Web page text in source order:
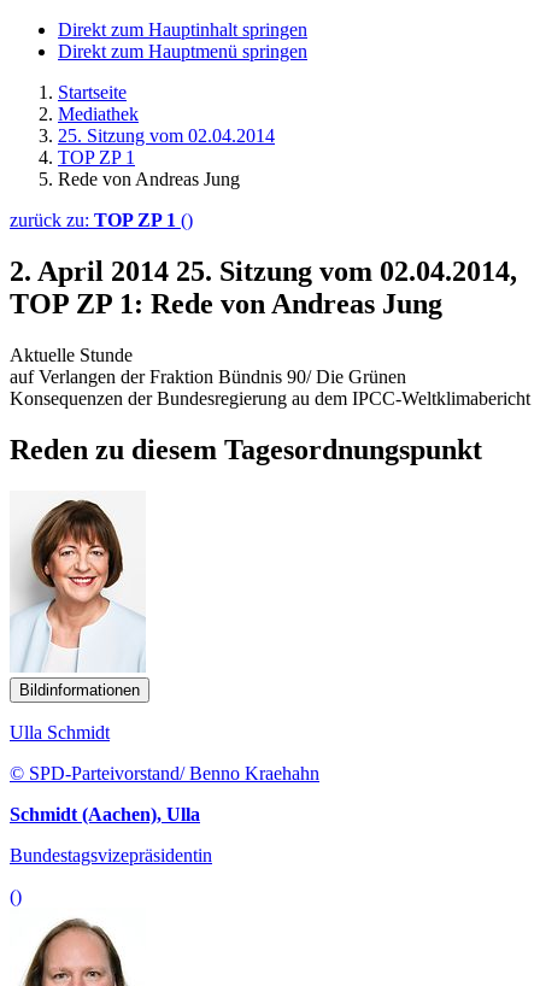
Direkt zum Hauptinhalt springen
Direkt zum Hauptmenü springen
Startseite
Mediathek
25. Sitzung vom 02.04.2014
TOP ZP 1
Rede von Andreas Jung
zurück zu: TOP ZP 1 ()
2. April 2014 25. Sitzung vom 02.04.2014,
TOP ZP 1: Rede von Andreas Jung
Aktuelle Stunde
auf Verlangen der Fraktion Bündnis 90/ Die Grünen
Konsequenzen der Bundesregierung au dem IPCC-Weltklimabericht
Reden zu diesem Tagesordnungspunkt
Bildinformationen
Ulla Schmidt
© SPD-Parteivorstand/ Benno Kraehahn
Schmidt (Aachen), Ulla
Bundestagsvizepräsidentin
()